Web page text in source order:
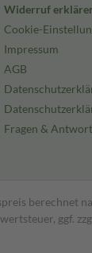
Widerruf
Cookie-
Impressum
AGB
Fragen &
berechnet
ggf.